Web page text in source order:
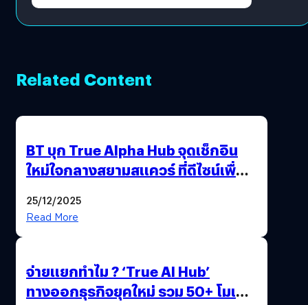
Related Content
BT บุก True Alpha Hub จุดเช็กอิน
ใหม่ใจกลางสยามสแควร์ ที่ดีไซน์เพื่อ
25/12/2025
Read More
จ่ายแยกทำไม ? ‘True AI Hub’
ทางออกธุรกิจยุคใหม่ รวม 50+ โมเดล